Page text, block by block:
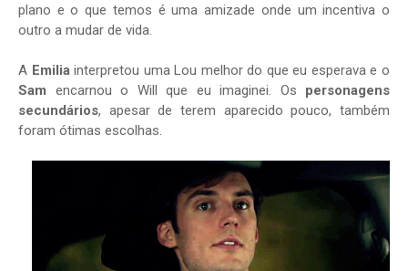
plano e o que temos é uma amizade onde um incentiva o
outro a mudar de vida.
A Emiliainterpretou uma Lou melhor do que eu esperava e o
Sam encarnou o Will que eu imaginei. Os personagens
secundários, apesar de terem aparecido pouco, também
foram ótimas escolhas.